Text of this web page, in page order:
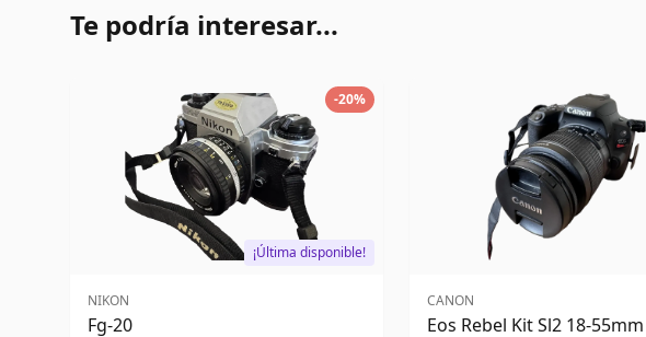
Te podría interesar...
-20%
¡Última disponible!
NIKON
Fg-20
CANON
Eos Rebel Kit Sl2 18-55mm